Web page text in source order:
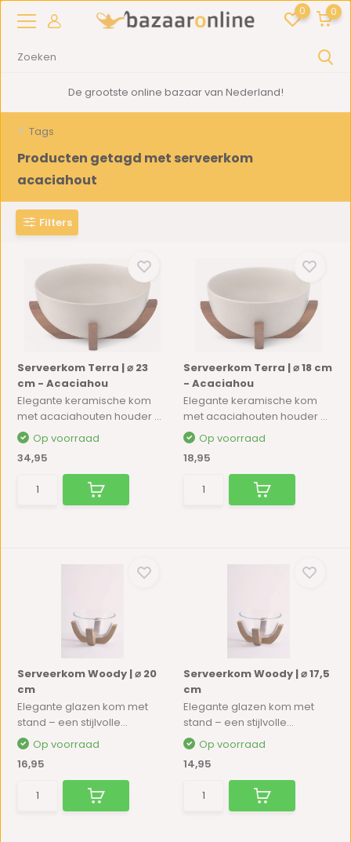
0 0
De grootste online bazaar van Nederland!
Tags
Producten getagd met serveerkom
acaciahout
Filters
Serveerkom Terra | ⌀ 23
cm - Acaciahou
Elegante keramische kom
met acaciahouten houder ...
Op voorraad
34,95
Serveerkom Terra | ⌀ 18 cm
- Acaciahou
Elegante keramische kom
met acaciahouten houder ...
Op voorraad
18,95
Serveerkom Woody | ⌀ 20
cm
Elegante glazen kom met
stand – een stijlvolle...
Op voorraad
16,95
Serveerkom Woody | ⌀ 17,5
cm
Elegante glazen kom met
stand – een stijlvolle...
Op voorraad
14,95